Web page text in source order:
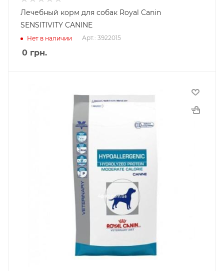
Лечебный корм для собак Royal Canin
SENSITIVITY CANINE
Нет в наличии Арт.: 3922015
0 грн.